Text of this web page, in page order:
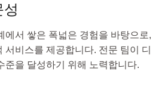
에서 쌓은 폭넓은 경험을 바탕으로,
서비스를 제공합니다. 전문 팀이 디
준을 달성하기 위해 노력합니다.